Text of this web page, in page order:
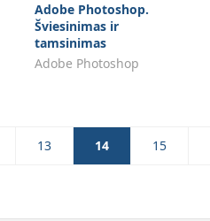
Adobe Photoshop.
Šviesinimas ir
tamsinimas
Adobe Photoshop
13 14 15